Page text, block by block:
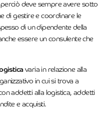
perciò deve sempre avere sotto
di gestire e coordinare le
di un dipendente della
essere un consulente che
varia in relazione alla
in cui si trova a
addetti alla logistica, addetti
e acquisti.